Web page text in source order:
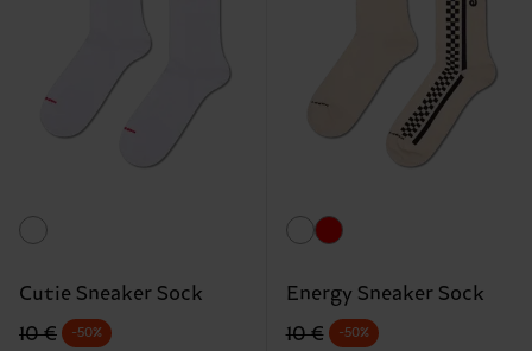
Cutie Sneaker Sock
Originalpreis
10 €
Reduzierter Preis
-50%
Energy Sneaker Sock
Originalpreis
10 €
Reduzierter Preis
-50%